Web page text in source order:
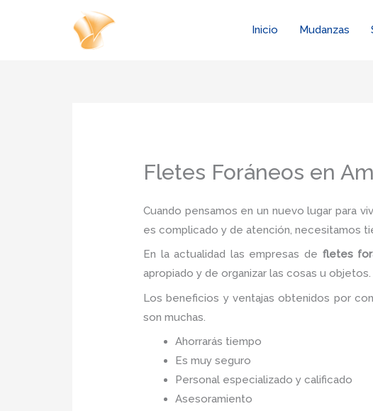
Inicio Mudanzas
Fletes Foráneos en
Cuando pensamos en un nuevo lugar para
es complicado y de atención, necesitamos
En la actualidad las empresas de fletes
apropiado y de organizar las cosas u objetos.
Los beneficios y ventajas obtenidos por
son muchas.
Ahorrarás tiempo
Es muy seguro
Personal especializado y calificado
Asesoramiento